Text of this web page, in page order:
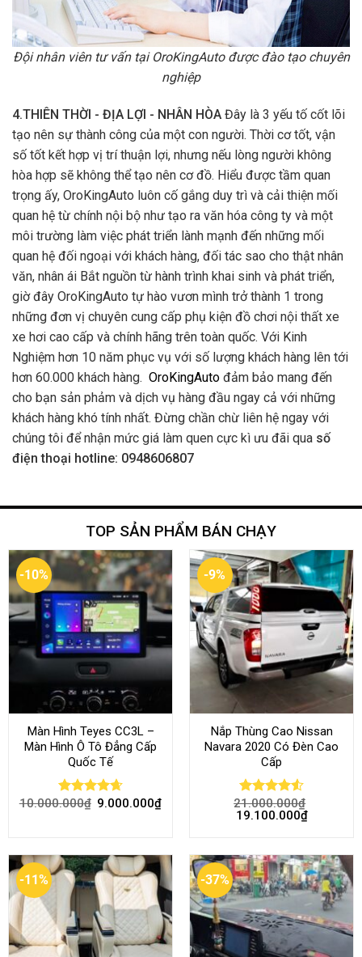
Đội nhân viên tư vấn tại OroKingAuto được đào tạo chuyên
nghiệp
4.THIÊN THỜI - ĐỊA LỢI - NHÂN HÒA Đây là 3 yếu tố cốt lõi
tạo nên sự thành công của một con người. Thời cơ tốt, vận
số tốt kết hợp vị trí thuận lợi, nhưng nếu lòng người không
hòa hợp sẽ không thể tạo nên cơ đồ. Hiểu được tầm quan
trọng ấy, OroKingAuto luôn cố gắng duy trì và cải thiện mối
quan hệ từ chính nội bộ như tạo ra văn hóa công ty và một
môi trường làm việc phát triển lành mạnh đến những mối
quan hệ đối ngoại với khách hàng, đối tác sao cho thật nhân
văn, nhân ái Bắt nguồn từ hành trình khai sinh và phát triển,
giờ đây OroKingAuto tự hào vươn mình trở thành 1 trong
những đơn vị chuyên cung cấp phụ kiện đồ chơi nội thất xe
xe hơi cao cấp và chính hãng trên toàn quốc. Với Kinh
Nghiệm hơn 10 năm phục vụ với số lượng khách hàng lên tới
hơn 60.000 khách hàng. OroKingAuto đảm bảo mang đến
cho bạn sản phảm và dịch vụ hàng đầu ngay cả với những
khách hàng khó tính nhất. Đừng chần chừ liên hệ ngay với
chúng tôi để nhận mức giá làm quen cực kì ưu đãi qua số
điện thoại hotline: 0948606807
TOP SẢN PHẨM BÁN CHẠY
-10%
Màn Hình Teyes CC3L –
Màn Hình Ô Tô Đẳng Cấp
Quốc Tế
Rated 4.68
10.000.000₫ 9.000.000₫
-9%
Nắp Thùng Cao Nissan
Navara 2020 Có Đèn Cao
Cấp
Rated4.52
out of 5
21.000.000₫
19.100.000₫
-11% -37%